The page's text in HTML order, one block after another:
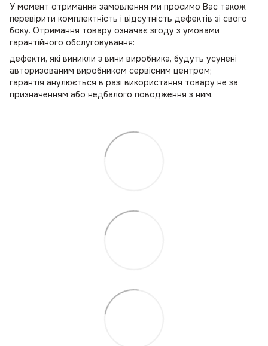
У момент отримання замовлення ми просимо Вас також
перевірити комплектність і відсутність дефектів зі свого
боку. Отримання товару означає згоду з умовами
гарантійного обслуговування:
дефекти, які виникли з вини виробника, будуть усунені
авторизованим виробником сервісним центром;
гарантія анулюється в разі використання товару не за
призначенням або недбалого поводження з ним.